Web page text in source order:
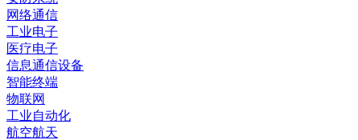
网络通信
工业电子
医疗电子
信息通信设备
智能终端
物联网
工业自动化
航空航天